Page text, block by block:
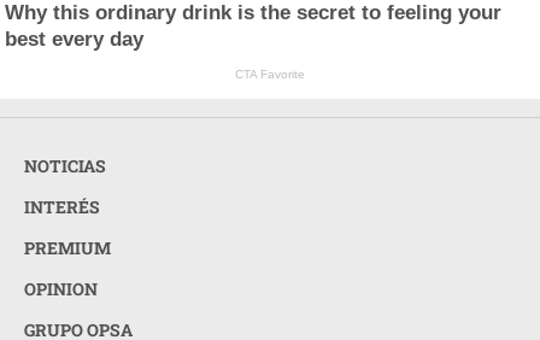
Why this ordinary drink is the secret to feeling your
best every day
CTA Favorite
NOTICIAS
INTERÉS
PREMIUM
OPINION
GRUPO OPSA